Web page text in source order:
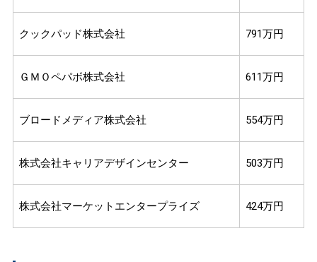
クックパッド株式会社 791万円
ＧＭＯペパボ株式会社 611万円
ブロードメディア株式会社 554万円
株式会社キャリアデザインセンター 503万円
株式会社マーケットエンタープライズ 424万円